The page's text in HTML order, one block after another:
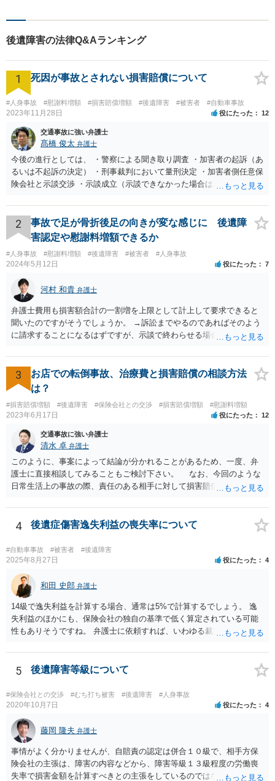
後遺障害の法律Q&Aランキング
1 死因が事故とされない損害賠償について
#人身事故 #慰謝料増額 #損害賠償増額 #後遺障害 #被害者 #自動車事故
2023年11月28日 役にたった 12
交通事故に強い弁護士
髙橋 俊太 弁護士
今後の進行としては、 ・警察による聞き取り調査 ・加害者の起訴（あ
るいは不起訴の決定） ・刑事裁判において量刑決定 ・加害者側任意保
険会社と示談交渉 ・示談成立（示談できなかった場合は裁判） となり
加害者に対する処罰感情など尋ねられるはずですので、率直にお答え
になるとよいと思います。
2
事故で足が骨折後足の向きが変な感じに 後遺障
害認定や慰謝料増額できるか
#人身事故 #慰謝料増額 #後遺障害 #被害者 #人身事故
2024年5月12日 役にたった 7
河村 和貴 弁護士
弁護士費用も損害額合計の一割増を上限として計上して要求できると
聞いたのですがそうでしょうか。 →訴訟までやるのであればそのよう
に請求することになるはずですが、示談で終わらせる場合には、そこ
ならほとんど充足できるか多くが返ってくるイメージなので頼むのも
いいかなと思うのですが。 →LAC基準でもそうかもしれませんし、交
通事故事案ではより定額の費用としている法律事務所も多いように思
います。費用面も含めて、弁護士さんを検討してみるとよいかもしれ
ませんね。 かなり具体的な話も多くなっているので、法律事務所に問
い合わせてみるとよいと思います。
3
お店での転倒事故、治療費と損害賠償の相談方法
は？
#損害賠償増額 #後遺障害 #保険会社との交渉 #損害賠償増額 #慰謝料増額
2023年6月17日 役にたった 12
交通事故に強い弁護士
清水 卓 弁護士
このように、事案によって結論が分かれることがあるため、一度、弁
護士に直接相談してみることもご検討下さい。 なお、今回のような
日常生活上の事故の際、責任のある相手に対して損害賠償請求する際
す（ご自宅の火災保険や自動車の任意保険等を確認してみて下さい。
加入したつもりがなくても、確認してみたら付いていたということが
4 後遺症傷害逸失利益の喪失率について
#自動車事故 #被害者 #後遺障害
2025年8月27日 役にたった 4
和田 史郎 弁護士
14級で逸失利益を計算する場合、通常は5%で計算するでしょう。 逸
失利益のほかにも、保険会社の独自の基準で低く算定されている可能
性もありそうですね。 弁護士に依頼すれば、いわゆる裁判基準程度の
5 後遺障害等級について
#保険会社との交渉 #むち打ち被害 #後遺障害 #人身事故
2020年10月7日 役にたった 4
藤岡 隆夫 弁護士
事情がよく分かりませんが、自賠責の認定は併合１０級で、相手方保
険会社の主張は、障害の内容などから、障害等級１３級程度の労働喪
失率で損害金額を計算すべきとの主張をしているのではないでしょう